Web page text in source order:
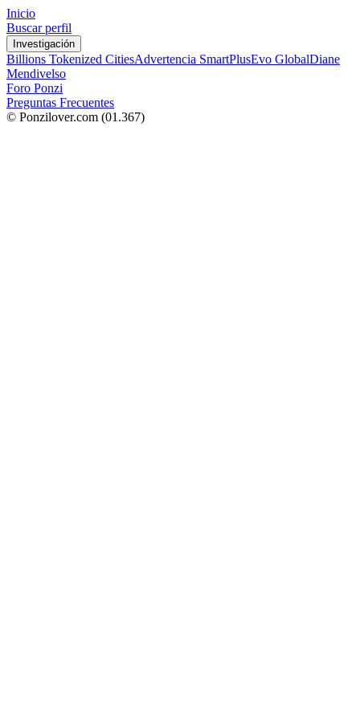
Inicio
Buscar perfil
Investigación
Billions Tokenized CitiesAdvertencia SmartPlusEvo GlobalDiane
Mendivelso
Foro Ponzi
Preguntas Frecuentes
© Ponzilover.com (01.367)